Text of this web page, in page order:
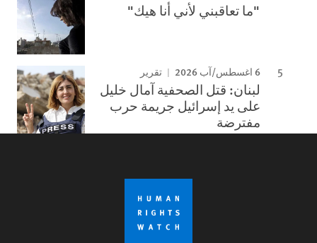
"ما تعاقبني لأني أنا هيك"
6 اغسطس/آب 2026 تقرير
لبنان: قتل الصحفية آمال خليل
على يد إسرائيل جريمة حرب
مفترضة